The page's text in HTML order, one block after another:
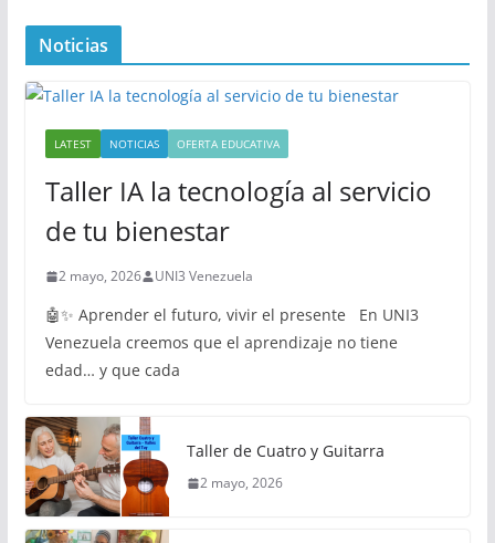
Noticias
LATEST NOTICIAS OFERTA EDUCATIVA
Taller IA la tecnología al servicio
de tu bienestar
2 mayo, 2026 UNI3 Venezuela
🤖✨ Aprender el futuro, vivir el presente En UNI3
Venezuela creemos que el aprendizaje no tiene
edad… y que cada
Taller de Cuatro y Guitarra
2 mayo, 2026